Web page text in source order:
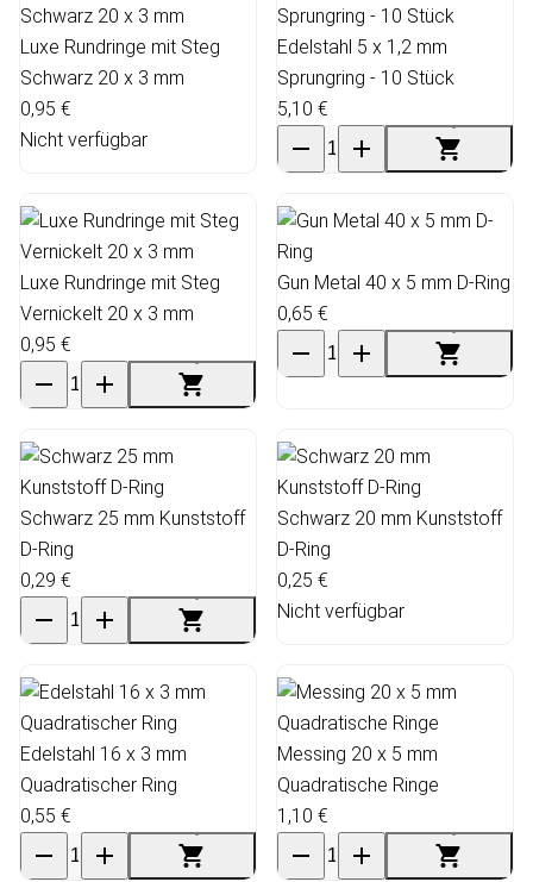
Luxe Rundringe mit Steg
Schwarz 20 x 3 mm
0,95 €
Nicht verfügbar
Edelstahl 5 x 1,2 mm
Sprungring - 10 Stück
5,10 €
Luxe Rundringe mit Steg
Vernickelt 20 x 3 mm
0,95 €
Gun Metal 40 x 5 mm D-Ring
0,65 €
Schwarz 25 mm Kunststoff
D-Ring
0,29 €
Schwarz 20 mm Kunststoff
D-Ring
0,25 €
Nicht verfügbar
Edelstahl 16 x 3 mm
Quadratischer Ring
0,55 €
Messing 20 x 5 mm
Quadratische Ringe
1,10 €